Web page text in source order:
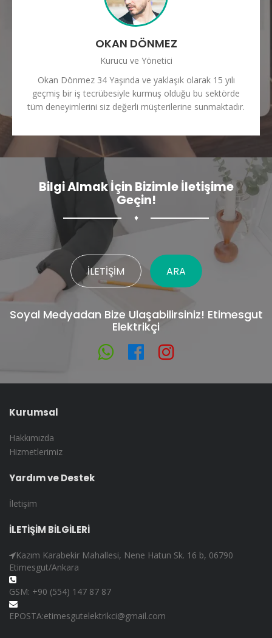
OKAN DÖNMEZ
Kurucu ve Yönetici
Okan Dönmez 34 Yaşında ve yaklaşık olarak 15 yılı
geçmiş bir iş tecrübesiyle kurmuş olduğu bu sektörde
tüm deneyimlerini siz değerli müşterilerine sunmaktadır.
Bilgi Almak İçin Bizimle İletişime
Geçin!
♦
İLETIŞIM ARA
Soyal Medyadan Bize Ulaşabilirsiniz! Etimesgut
Elektrikçi
Kurumsal
Hakkımızda
Hizmetlerimiz
Yardım ve Destek
İletişim
İLETİŞİM BİLGİLERİ
Kazım Karabekir Mahallesi, Nene Hatun Sk. 16 b, 06790
Etimesgut/Ankara
GSM: +90 (554) 147 87 87
EPOSTA:etimesgutelektrikci@gmail.com